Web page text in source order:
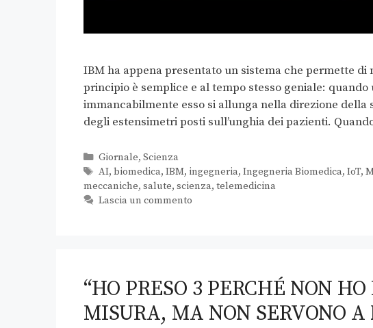
IBM ha appena presentato un sistema che permette
principio è semplice e al tempo stesso geniale:
immancabilmente esso si allunga nella direzione
degli estensimetri posti sull’unghia dei pazienti.
Giornale, Scienza
AI, biomedica, IBM, ingegneria, Ingegneria Biomedica, IoT,
meccaniche, salute, scienza, telemedicina
Lascia un commento
“HO PRESO 3 PERCHÉ NON
MISURA, MA NON SERVONO A